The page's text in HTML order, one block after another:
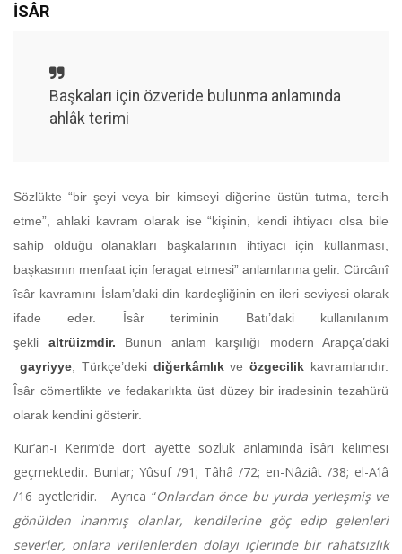
İSÂR
Başkaları için özveride bulunma anlamında
ahlâk terimi
Sözlükte “bir şeyi veya bir kimseyi diğerine üstün tutma, tercih
etme”, ahlaki kavram olarak ise “kişinin, kendi ihtiyacı olsa bile
sahip olduğu olanakları başkalarının ihtiyacı için kullanması,
başkasının menfaat için feragat etmesi” anlamlarına gelir. Cürcânî
îsâr kavramını İslam’daki din kardeşliğinin en ileri seviyesi olarak
ifade eder. Îsâr teriminin Batı’daki kullanılanım
şekli altrüizmdir. Bunun anlam karşılığı modern Arapça’daki
gayriyye, Türkçe’deki diğerkâmlıkveözgecilik kavramlarıdır.
Îsâr cömertlikte ve fedakarlıkta üst düzey bir iradesinin tezahürü
olarak kendini gösterir.
Kur’an-i Kerim’de dört ayette sözlük anlamında îsârı kelimesi
geçmektedir. Bunlar; Yûsuf /91; Tâhâ /72; en-Nâziât /38; el-A‘lâ
/16 ayetleridir. Ayrıca “Onlardan önce bu yurda yerleşmiş ve
gönülden inanmış olanlar, kendilerine göç edip gelenleri
severler, onlara verilenlerden dolayı içlerinde bir rahatsızlık